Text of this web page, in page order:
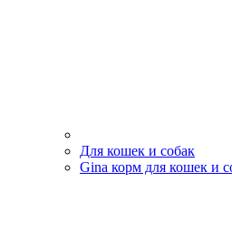
Для кошек и собак
Gina корм для кошек и